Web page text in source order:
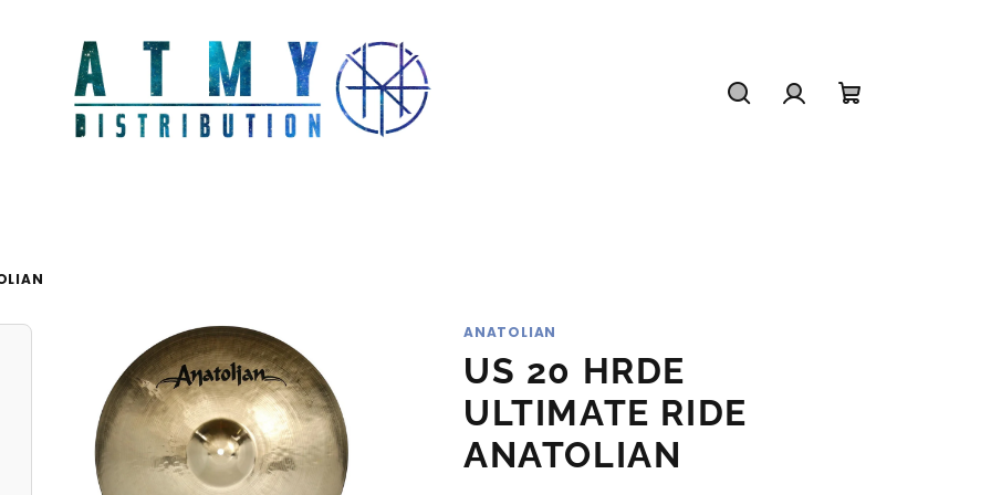
ANATOLIAN
US 20 HRDE
ULTIMATE RIDE
ANATOLIAN